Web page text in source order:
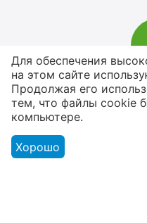
В наличии
От
Для обеспечения
на этом сайте
Продолжая его
тем, что файлы cookie
компьютере.
Хорошо